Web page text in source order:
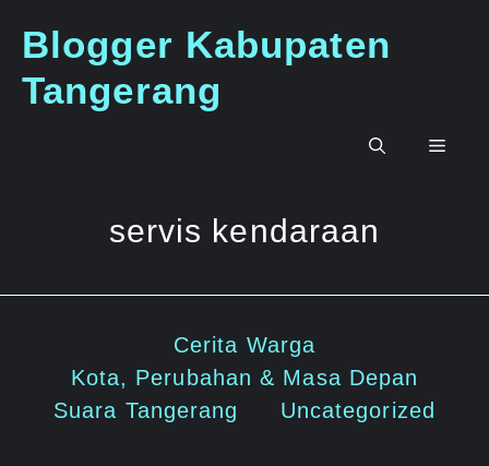
Blogger Kabupaten
Tangerang
Menu
servis kendaraan
Cerita Warga
Kota, Perubahan & Masa Depan
Suara Tangerang
Uncategorized